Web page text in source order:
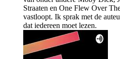
Straaten en One Flew Over
vastloopt. Ik sprak met de
dat iedereen moet lezen.